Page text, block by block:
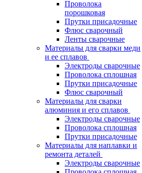
Проволока
порошковая
Прутки присадочные
Флюс сварочный
Ленты сварочные
Материалы для сварки меди
и ее сплавов
Электроды сварочные
Проволока сплошная
Прутки присадочные
Флюс сварочный
Материалы для сварки
алюминия и его сплавов
Электроды сварочные
Проволока сплошная
Прутки присадочные
Материалы для наплавки и
ремонта деталей
Электроды сварочные